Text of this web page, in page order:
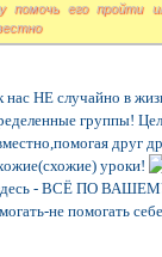
помочь его пройти
нас НЕ случайно в
группы!
друг
уроки!
- ВСЁ ПО
не помогать